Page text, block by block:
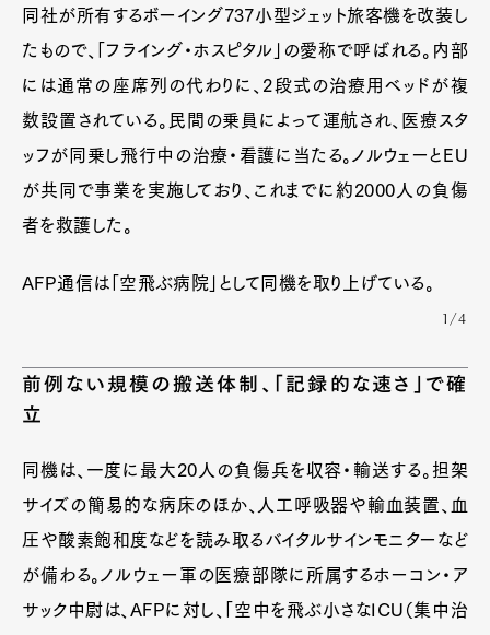
同社が所有するボーイング737小型ジェット旅客機を改装し
たもので、「フライング・ホスピタル」の愛称で呼ばれる。内部
には通常の座席列の代わりに、2段式の治療用ベッドが複
数設置されている。民間の乗員によって運航され、医療スタ
ッフが同乗し飛行中の治療・看護に当たる。ノルウェーとEU
が共同で事業を実施しており、これまでに約2000人の負傷
者を救護した。
AFP通信は「空飛ぶ病院」として同機を取り上げている。
1/4
前例ない規模の搬送体制、「記録的な速さ」で確
立
同機は、一度に最大20人の負傷兵を収容・輸送する。担架
サイズの簡易的な病床のほか、人工呼吸器や輸血装置、血
圧や酸素飽和度などを読み取るバイタルサインモニターなど
が備わる。ノルウェー軍の医療部隊に所属するホーコン・ア
サック中尉は、AFPに対し、「空中を飛ぶ小さなICU（集中治